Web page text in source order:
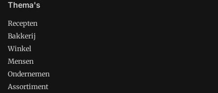
Thema's
Recepten
Bakkerij
Winkel
Mensen
Ondernemen
Assortiment